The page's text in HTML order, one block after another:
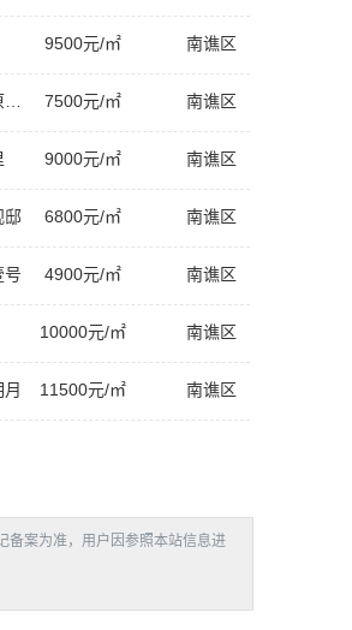
9500元/㎡ 南谯区
7500元/㎡ 南谯区
9000元/㎡ 南谯区
邸 6800元/㎡ 南谯区
号 4900元/㎡ 南谯区
10000元/㎡ 南谯区
11500元/㎡ 南谯区
备案为准，用户因参照本站信息进